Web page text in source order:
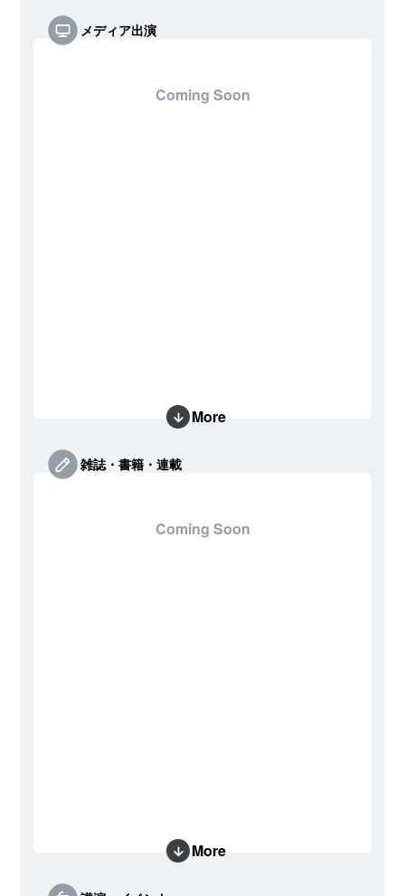
メディア出演
Coming Soon
More
雑誌・書籍・連載
Coming Soon
More